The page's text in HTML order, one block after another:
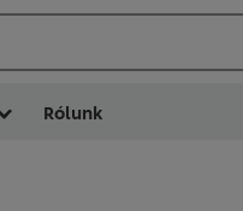
Rólunk